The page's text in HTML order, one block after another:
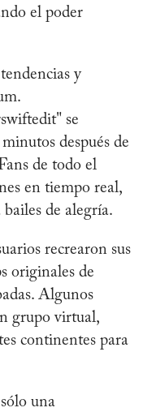
el poder
y
se
después de
de todo el
en tiempo real,
de alegría.
recrearon sus
originales de
Algunos
grupo virtual,
continentes para
una